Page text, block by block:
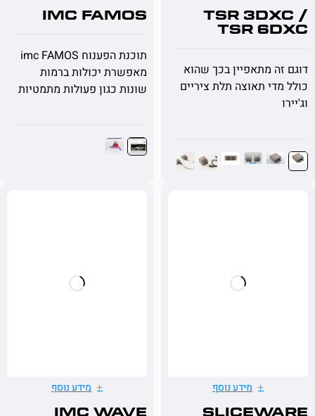
TSR
TSR
מתאפיין בכך שהוא
תאוצה תלת ציריים
imc FAMOS
תוכנת הפענוח imc FAMOS
מאפשרת יכולות ברמות
שונות כגון פעולות מתמטיות
מידע נוסף מידע נוסף